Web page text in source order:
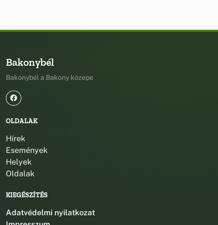
Bakonybél
Bakonybél a Bakony közepe
OLDALAK
Hírek
Események
Helyek
Oldalak
KIEGÉSZÍTÉS
Adatvédelmi nyilatkozat